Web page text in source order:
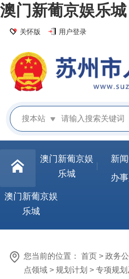
澳门新葡京娱乐城
关怀版 用户登录
搜本站
澳门新葡京娱
乐城
新
办
澳门新葡京娱
乐城
您当前的位置： 首页 > 政务
点领域 > 规划计划 > 专项规划